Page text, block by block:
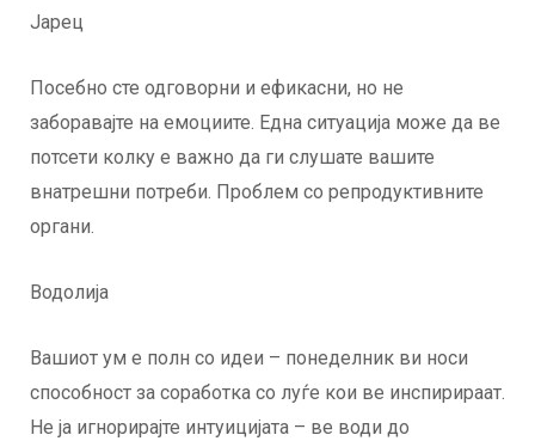
Јарец
Посебно сте одговорни и ефикасни, но не
заборавајте на емоциите. Една ситуација може да ве
потсети колку е важно да ги слушате вашите
внатрешни потреби. Проблем со репродуктивните
органи.
Водолија
Вашиот ум е полн со идеи – понеделник ви носи
способност за соработка со луѓе кои ве инспирираат.
Не ја игнорирајте интуицијата – ве води до